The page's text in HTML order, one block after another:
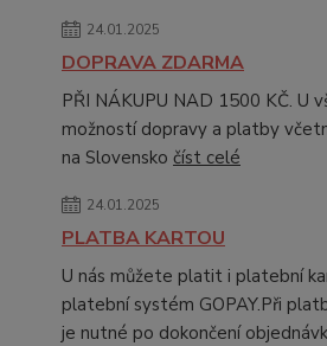
24.01.2025
DOPRAVA ZDARMA
PŘI NÁKUPU NAD 1500 KČ. U
možností dopravy a platby
na Slovensko číst celé
24.01.2025
PLATBA KARTOU
U nás můžete platit i platební
platební systém GOPAY.Při
je nutné po dokončení